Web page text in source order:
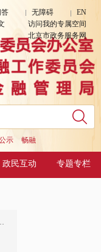
无障碍
EN
访问我的专属空间
北京市政务服务网
示 畅融
政民互动 专题专栏